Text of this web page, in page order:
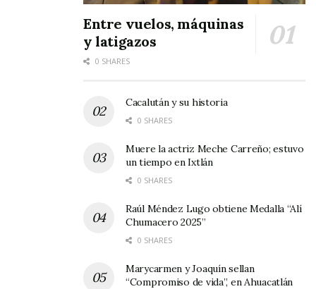
Entre vuelos, máquinas
y latigazos
0 SHARES
Cacalután y su historia
0 SHARES
Muere la actriz Meche Carreño; estuvo
un tiempo en Ixtlán
0 SHARES
Raúl Méndez Lugo obtiene Medalla “Alí
Chumacero 2025”
0 SHARES
Marycarmen y Joaquín sellan
“Compromiso de vida”, en Ahuacatlán